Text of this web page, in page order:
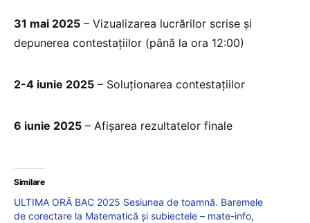
31 mai 2025 – Vizualizarea lucrărilor scrise și
depunerea contestațiilor (până la ora 12:00)
2-4 iunie 2025 – Soluționarea contestațiilor
6 iunie 2025 – Afișarea rezultatelor finale
Similare
ULTIMA ORĂ BAC 2025 Sesiunea de toamnă. Baremele
de corectare la Matematică și subiectele – mate-info,